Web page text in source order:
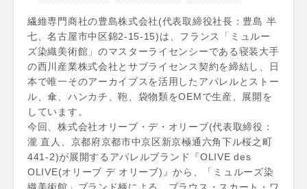
繊維専門商社の豊島株式会社(代表取締役社長：豊島 半
七、名古屋市中区錦2-15-15)は、フランス「ミュルー
ズ染織美術館」のマスターライセンシーである寝装大手
の西川産業株式会社とサブライセンス契約を締結し、日
本で唯一そのアーカイブスを活用したアパレルとストー
ル、傘、ハンカチ、鞄、袋物類をOEMで生産、展開を
しています。
今回、株式会社オリーブ・デ・オリーブ(代表取締役：
瀧 直人、京都府京都市中京区新京極通六角下ル桜之町
441-2)が展開するアパレルブランド『OLIVE des
OLIVE(オリーブ デ オリーブ)』から、「ミュルーズ染